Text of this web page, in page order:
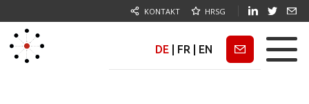
KONTAKT HRSG
DE FR EN Newsletter